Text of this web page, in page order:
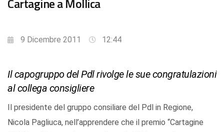
Cartagine a Mollica
9 Dicembre 2011 12:44
Il capogruppo del Pdl rivolge le sue congratulazioni
al collega consigliere
Il presidente del gruppo consiliare del Pdl in Regione,
Nicola Pagliuca, nell’apprendere che il premio “Cartagine